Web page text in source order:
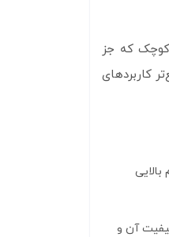
کاربردهای
آن و